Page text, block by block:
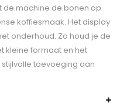
de machine de bonen op
koffiesmaak. Het display
onderhoud. Zo houd je de
kleine formaat en het
toevoeging aan